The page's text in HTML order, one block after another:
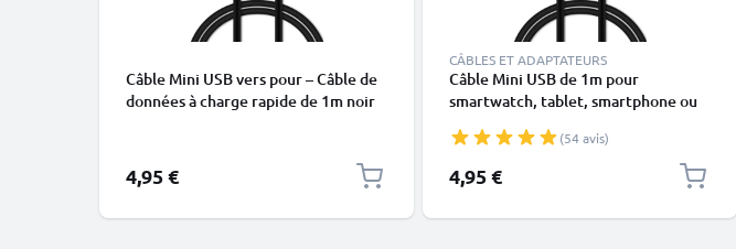
Câble Mini USB vers pour – Câble de
données à charge rapide de 1m noir
4,95 €
CÂBLES ET ADAPTATEURS
Câble Mini USB de 1m pour
smartwatch, tablet, smartphone ou
PVC
(54 avis)
4,95 €